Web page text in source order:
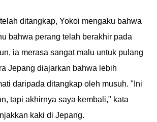
ditangkap, Yokoi mengaku bahwa
bahwa perang telah berakhir pada
ia merasa sangat malu untuk pulang
Jepang diajarkan bahwa lebih
daripada ditangkap oleh musuh. "Ini
tapi akhirnya saya kembali," kata
kaki di Jepang.